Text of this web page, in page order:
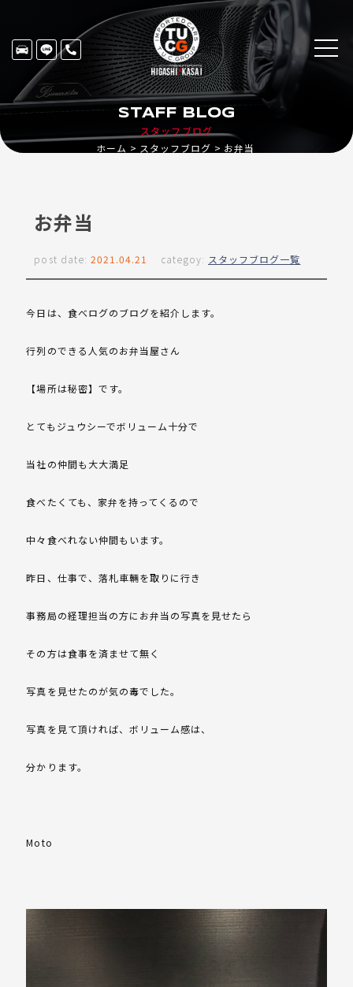
スタッフブログ
STAFF BLOG
ホーム スタッフブログ お弁当
お弁当
post date: 2021.04.21 categoy: スタッフブログ一覧
今日は、食べログのブログを紹介します。
行列のできる人気のお弁当屋さん
【場所は秘密】です。
とてもジュウシーでボリューム十分で
当社の仲間も大大満足
食べたくても、家弁を持ってくるので
中々食べれない仲間もいます。
昨日、仕事で、落札車輛を取りに行き
事務局の経理担当の方にお弁当の写真を見せたら
その方は食事を済ませて無く
写真を見せたのが気の毒でした。
写真を見て頂ければ、ボリューム感は、
分かります。
Moto